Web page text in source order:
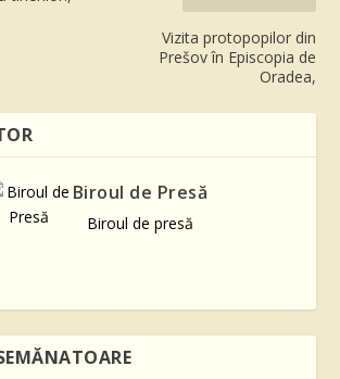
Vizita protopopilor din
Prešov în Episcopia de
Oradea,
Biroul de Presă
Biroul de presă